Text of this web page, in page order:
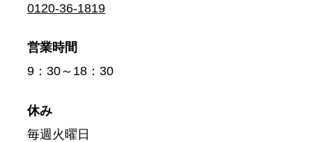
0120-36-1819
営業時間
9：30～18：30
休み
毎週火曜日